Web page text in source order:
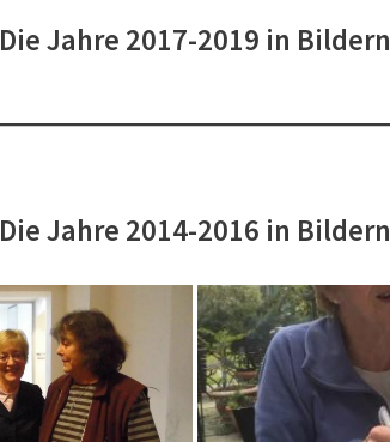
Die Jahre 2017-2019 in Bildern
Die Jahre 2014-2016 in Bildern